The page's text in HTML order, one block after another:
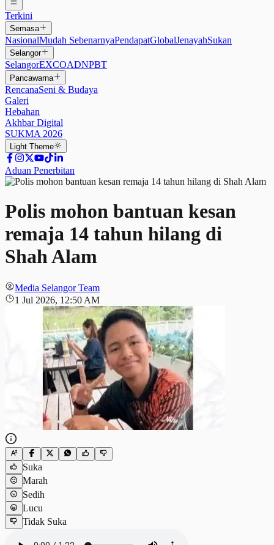
Terkini
Semasa
NasionalMudah SebenarnyaPendapatGlobalJenayahSukan
Selangor
SelangorEXCOADNPBT
Pancawarna
RencanaSeni & Budaya
Galeri
Hebahan
Akhbar Digital
SUKMA 2026
Light Theme
Aduan Penerbitan
Polis mohon bantuan kesan
remaja 14 tahun hilang di
Shah Alam
Media Selangor Team
1 Jul 2026, 12:50 AM
Suka
Marah
Sedih
Lucu
Tidak Suka